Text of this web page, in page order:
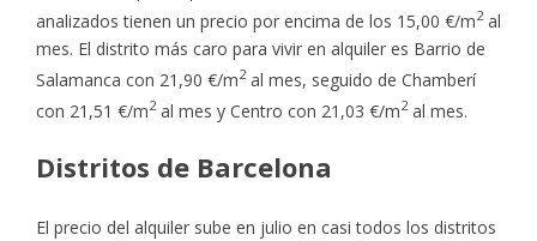
analizados tienen un precio por encima de los 15,00 €/m2 al
mes. El distrito más caro para vivir en alquiler es Barrio de
Salamanca con 21,90 €/m2 al mes, seguido de Chamberí
con 21,51 €/m2 al mes y Centro con 21,03 €/m2 al mes.
Distritos de Barcelona
El precio del alquiler sube en julio en casi todos los distritos